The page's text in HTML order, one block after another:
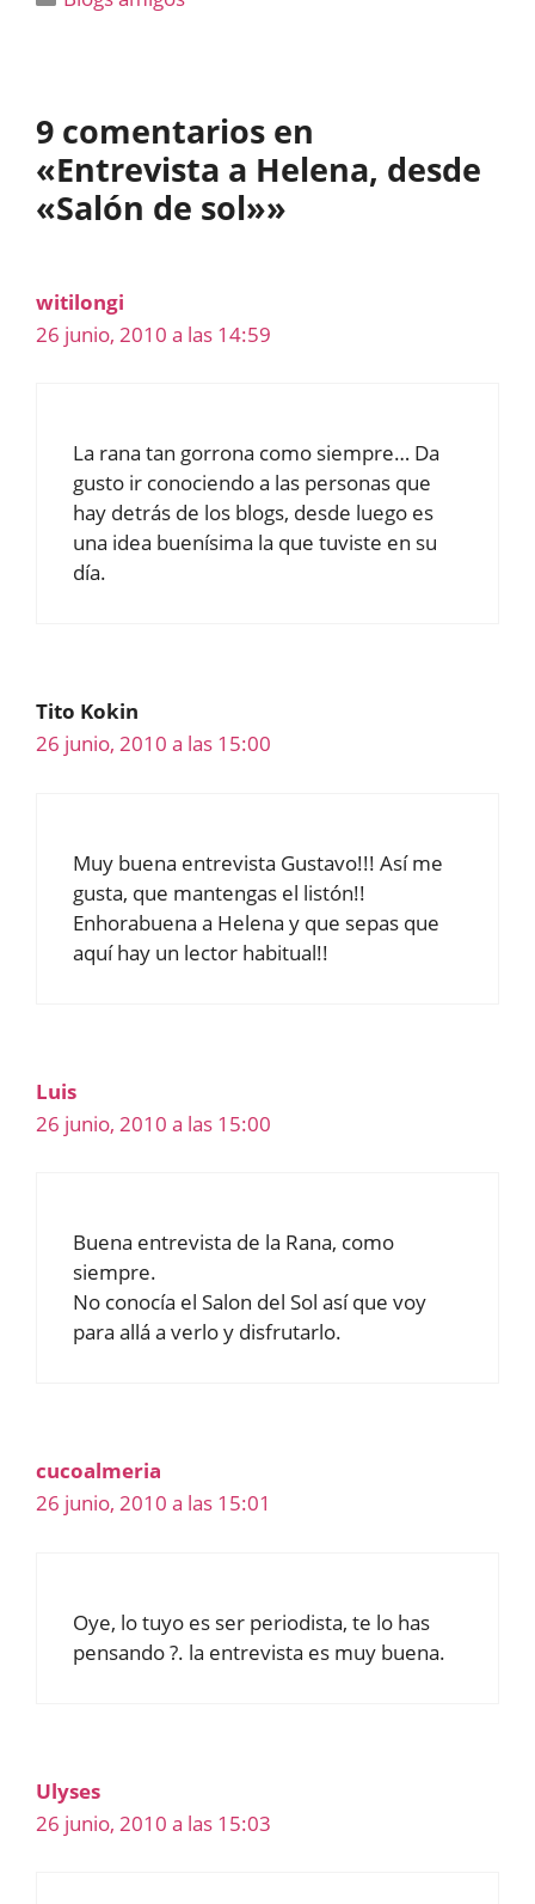
9 comentarios en
«Entrevista a Helena, desde
«Salón de sol»»
witilongi
26 junio, 2010 a las 14:59
La rana tan gorrona como siempre… Da
gusto ir conociendo a las personas que
hay detrás de los blogs, desde luego es
una idea buenísima la que tuviste en su
día.
Tito Kokin
26 junio, 2010 a las 15:00
Muy buena entrevista Gustavo!!! Así me
gusta, que mantengas el listón!!
Enhorabuena a Helena y que sepas que
aquí hay un lector habitual!!
Luis
26 junio, 2010 a las 15:00
Buena entrevista de la Rana, como
siempre.
No conocía el Salon del Sol así que voy
para allá a verlo y disfrutarlo.
cucoalmeria
26 junio, 2010 a las 15:01
Oye, lo tuyo es ser periodista, te lo has
pensando ?. la entrevista es muy buena.
Ulyses
26 junio, 2010 a las 15:03